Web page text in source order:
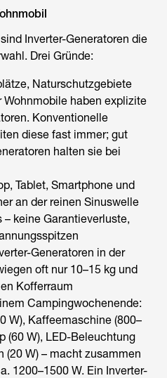
Inverter-Generatoren die
Drei Gründe:
Naturschutzgebiete
haben explizite
Konventionelle
diese fast immer; gut
halten sie bei
Tablet, Smartphone und
an der reinen Sinuswelle
– keine Garantieverluste,
Generatoren in der
oft nur 10–15 kg und
Kofferraum
Campingwochenende:
W), Kaffeemaschine (800–
(60 W), LED-Beleuchtung
(20 W) – macht zusammen
1200–1500 W. Ein Inverter-